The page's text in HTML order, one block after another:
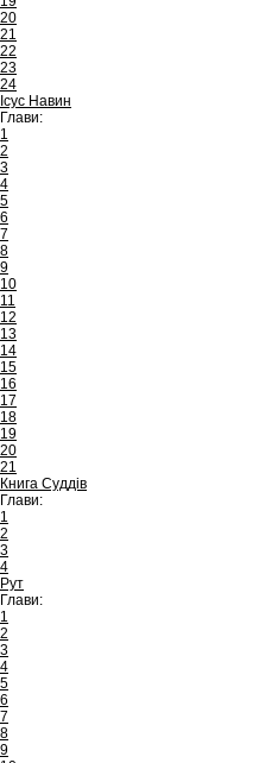
20
21
22
23
24
Ісус Навин
Глави:
1
2
3
4
5
6
7
8
9
10
11
12
13
14
15
16
17
18
19
20
21
Книга Суддів
Глави:
1
2
3
4
Рут
Глави:
1
2
3
4
5
6
7
8
9